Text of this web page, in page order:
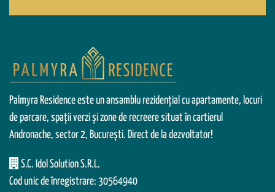
Palmyra Residence este un ansamblu rezidențial cu apartamente, locuri
de parcare, spații verzi și zone de recreere situat în cartierul
Andronache, sector 2, București. Direct de la dezvoltator!
S.C. Idol Solution S.R.L.
Cod unic de înregistrare: 30564940